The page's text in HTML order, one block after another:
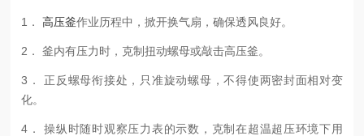
1．高压釜作业历程中，掀开换气扇，确保透风良好。
2． 釜内有压力时，克制扭动螺母或敲击高压釜。
3． 正反螺母衔接处，只准旋动螺母，不得使两密封面相对变
化。
4． 操纵时随时观察压力表的示数，克制在超温超压环境下用